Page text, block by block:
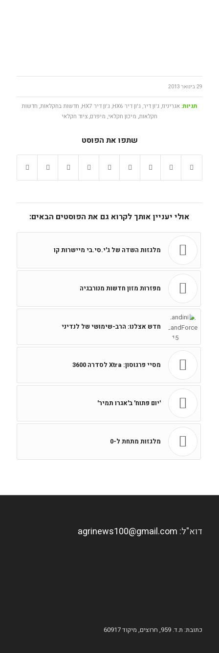
29 בינואר 2013
תגיות: אגריניוז,ג'ון דיר,ג'ון דיר HX6 ,ג'ון דיר HX7 , חדשות בחקלאות, חדשות
חקלאות, מיכון חקלאי, מיפרם,ציוד חקלאי
שתפו את הפוסט
אולי יעניין אותך לקרוא גם את הפוסטים הבאים:
מלגזות השדה של ג'י.סי.בי מיישרות קו
מפזרות מזון חדשות מנורבגיה
חדש אצלנו: הרב-שימושי של לנדיני
מסיי פרגוסון: Xtra לסדרה 3600
'יום פתוח' ב'אגרו תמיר'
מלגזות מתחת ל-0
דוא"ל: agrinews100@gmail.com
כתובת: ת.ד. 959, חרוצים, מיקוד 60917